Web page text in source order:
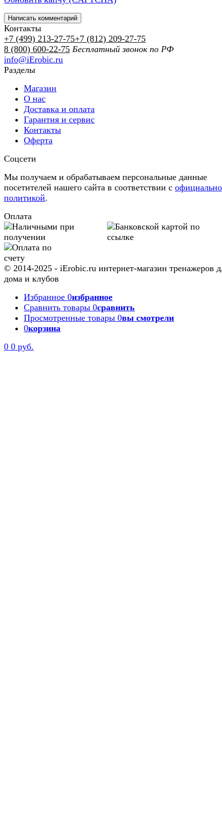
Контакты
+7 (499) 213-27-75+7 (812) 209-27-75
8 (800) 600-22-75 Бесплатный звонок по РФ
info@iErobic.ru
Разделы
Магазин
О нас
Доставка и оплата
Гарантия и сервис
Контакты
Оферта
Соцсети
Мы получаем и обрабатываем персональные данные
посетителей нашего сайта в соответствии с
политикой.
Оплата
© 2014-2025 - iErobic.ru интернет-магазин тренажеров
дома и клубов
Избранное 0избранное
Сравнить товары 0сравнить
Просмотренные товары 0вы смотрели
0корзина
0 0 руб.